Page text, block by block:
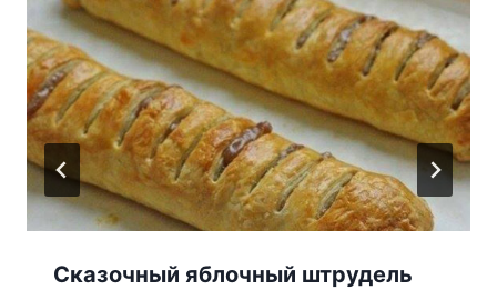
Сказочный яблочный штрудель